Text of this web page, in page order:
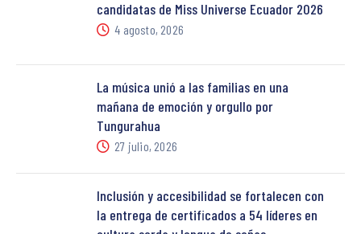
candidatas de Miss Universe Ecuador 2026
4 agosto, 2026
La música unió a las familias en una
mañana de emoción y orgullo por
Tungurahua
27 julio, 2026
Inclusión y accesibilidad se fortalecen con
la entrega de certificados a 54 líderes en